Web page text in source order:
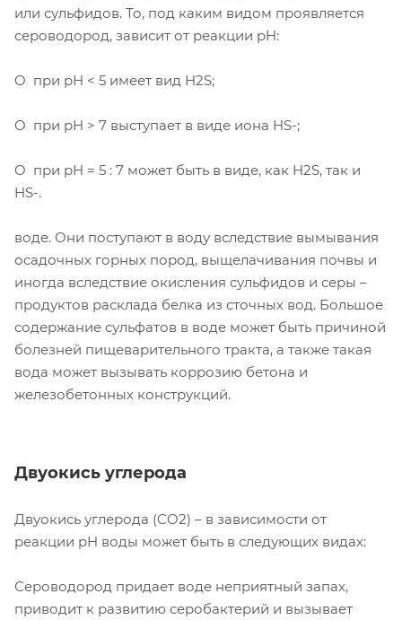
или сульфидов. То, под каким видом проявляется
сероводород, зависит от реакции pH:
O при pH < 5 имеет вид H2S;
O при pH > 7 выступает в виде иона HS-;
O при pH = 5 : 7 может быть в виде, как H2S, так и
HS-.
воде. Они поступают в воду вследствие вымывания
осадочных горных пород, выщелачивания почвы и
иногда вследствие окисления сульфидов и серы –
продуктов расклада белка из сточных вод. Большое
содержание сульфатов в воде может быть причиной
болезней пищеварительного тракта, а также такая
вода может вызывать коррозию бетона и
железобетонных конструкций.
Двуокись углерода
Двуокись углерода (CO2) – в зависимости от
реакции pH воды может быть в следующих видах:
Сероводород придает воде неприятный запах,
приводит к развитию серобактерий и вызывает